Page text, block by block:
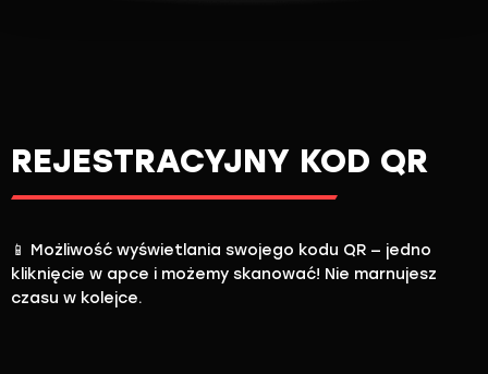
REJESTRACYJNY KOD QR
📱 Możliwość wyświetlania swojego kodu QR — jedno
kliknięcie w apce i możemy skanować! Nie marnujesz
czasu w kolejce.